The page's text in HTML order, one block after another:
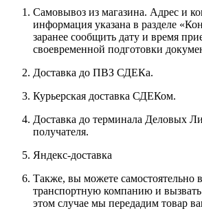
Самовывоз из магазина. Адрес и
информация указана в разделе
заранее сообщить дату и время
своевременной подготовки
Доставка до ПВЗ СДЕКа.
Курьерская доставка СДЕКом.
Доставка до терминала Деловых
получателя.
Яндекс-доставка
Также, вы можете
транспортную компанию и
этом случае мы передадим товар